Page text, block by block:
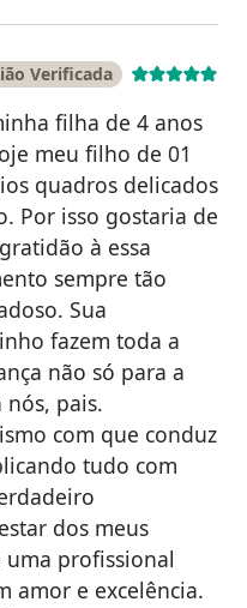
Verificada
filha de 4 anos
meu filho de 01
quadros delicados
Por isso gostaria de
à essa
sempre tão
Sua
fazem toda a
não só para a
nós, pais.
com que conduz
tudo com
dos meus
uma profissional
amor e excelência.